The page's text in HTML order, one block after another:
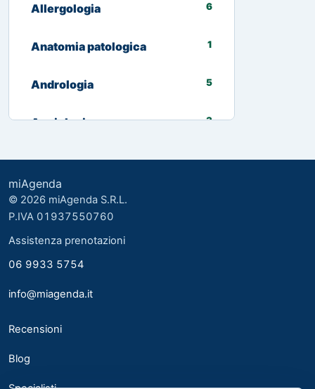
Allergologia 6
Anatomia patologica 1
Andrologia 5
Angiologia 3
Biologo nutrizionista 13
Cardiologia
Chirurgia Generale
6
miAgenda
© 2026 miAgenda S.R.L.
P.IVA 01937550760
Assistenza prenotazioni
06 9933 5754
info@miagenda.it
Recensioni
Blog